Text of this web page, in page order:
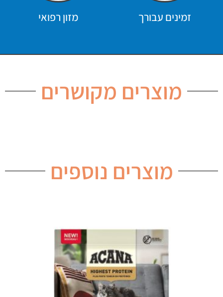
זמינים עבורך מזון רפואי
מוצרים מקושרים
מוצרים נוספים